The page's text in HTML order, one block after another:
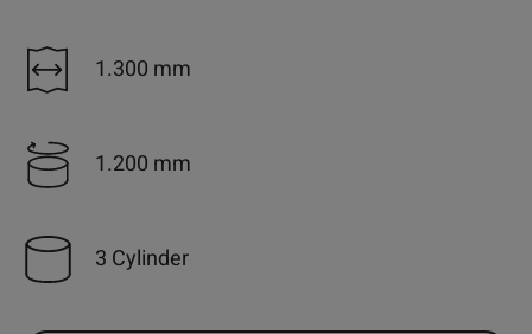
1.300 mm
1.200 mm
3 Cylinder